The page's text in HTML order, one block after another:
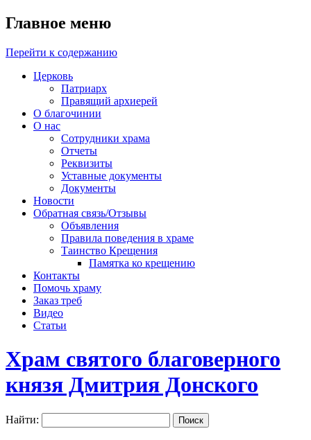
Главное меню
Перейти к содержанию
Церковь
Патриарх
Правящий архиерей
О благочинии
О нас
Сотрудники храма
Отчеты
Реквизиты
Уставные документы
Документы
Новости
Обратная связь/Отзывы
Объявления
Правила поведения в храме
Таинство Крещения
Памятка ко крещению
Контакты
Помочь храму
Заказ треб
Видео
Статьи
Храм святого благоверного
князя Дмитрия Донского
Найти: